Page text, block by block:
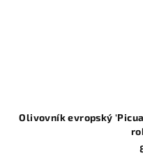
Olivovník evropský